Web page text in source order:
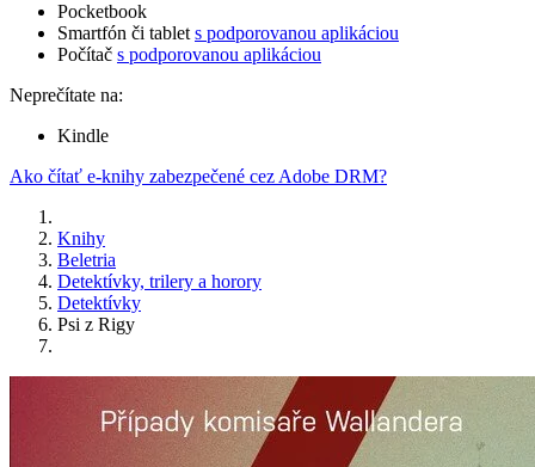
Pocketbook
Smartfón či tablet s podporovanou aplikáciou
Počítač s podporovanou aplikáciou
Neprečítate na:
Kindle
Ako čítať e-knihy zabezpečené cez Adobe DRM?
Knihy
Beletria
Detektívky, trilery a horory
Detektívky
Psi z Rigy